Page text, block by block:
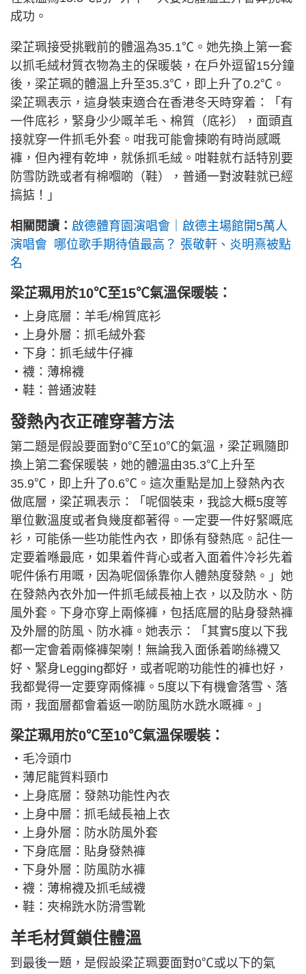
成功。
梁芷珮接受挑戰前的體溫為35.1℃。她先換上第一套
以抓毛絨材質衣物為主的保暖裝，在戶外逗留15分鐘
後，梁芷珮的體溫上升至35.3℃，即上升了0.2℃。
梁芷珮表示，這身裝束適合在香港冬天時穿着：「有
一件底衫，緊身少少嘅羊毛、棉質（底衫），面頭直
接就穿一件抓毛外套。咁我可能會揀啲有時尚感嘅
褲，但內裡有乾坤，就係抓毛絨。咁鞋就冇話特別要
防雪防跣或者有棉嗰啲（鞋），普通一對波鞋就已經
搞掂！」
相關閱讀： 啟德體育園演唱會｜啟德主場館開5萬人
演唱會 哪位歌手期待值最高？ 張敬軒、炎明熹被點
名
梁芷珮用於10℃至15℃氣溫保暖裝：
‧上身底層：羊毛/棉質底衫
‧上身外層：抓毛絨外套
‧下身：抓毛絨牛仔褲
‧襪：薄棉襪
‧鞋：普通波鞋
發熱內衣正確穿著方法
第二題是假設要面對0℃至10℃的氣溫，梁芷珮隨即
換上第二套保暖裝，她的體溫由35.3℃上升至
35.9℃，即上升了0.6℃。這次重點是加上發熱內衣
做底層，梁芷珮表示：「呢個裝束，我諗大概5度等
單位數溫度或者負幾度都著得。一定要一件好緊嘅底
衫，可能係一些功能性內衣，即係有發熱底。記住一
定要着喺最底，如果着件背心或者入面着件冷衫先着
呢件係冇用嘅，因為呢個係靠你人體熱度發熱。」她
在發熱內衣外加一件抓毛絨長袖上衣，以及防水、防
風外套。下身亦穿上兩條褲，包括底層的貼身發熱褲
及外層的防風、防水褲。她表示：「其實5度以下我
都一定會着兩條褲架喇！無論我入面係着啲絲襪又
好、緊身Legging都好，或者呢啲功能性的褲也好，
我都覺得一定要穿兩條褲。5度以下有機會落雪、落
雨，我面層都會着返一啲防風防水跣水嘅褲。」
梁芷珮用於0℃至10℃氣溫保暖裝：
‧毛冷頭巾
‧薄尼龍質料頸巾
‧上身底層：發熱功能性內衣
‧上身中層：抓毛絨長袖上衣
‧上身外層：防水防風外套
‧下身底層：貼身發熱褲
‧下身外層：防風防水褲
‧襪：薄棉襪及抓毛絨襪
‧鞋：夾棉跣水防滑雪靴
羊毛材質鎖住體溫
到最後一題，是假設梁芷珮要面對0℃或以下的氣